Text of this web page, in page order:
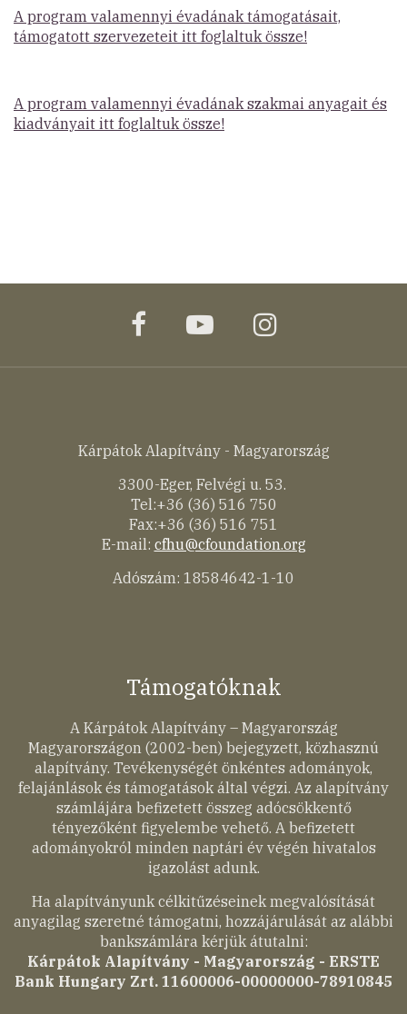
A program valamennyi évadának támogatásait,
támogatott szervezeteit itt foglaltuk össze!
A program valamennyi évadának szakmai anyagait és
kiadványait itt foglaltuk össze!
facebookyoutubeinstagram
Kárpátok Alapítvány - Magyarország
3300-Eger, Felvégi u. 53.
Tel:+36 (36) 516 750
Fax:+36 (36) 516 751
E-mail: cfhu@cfoundation.org
Adószám: 18584642-1-10
Támogatóknak
A Kárpátok Alapítvány – Magyarország
Magyarországon (2002-ben) bejegyzett, közhasznú
alapítvány. Tevékenységét önkéntes adományok,
felajánlások és támogatások által végzi. Az alapítvány
számlájára befizetett összeg adócsökkentő
tényezőként figyelembe vehető. A befizetett
adományokról minden naptári év végén hivatalos
igazolást adunk.
Ha alapítványunk célkitűzéseinek megvalósítását
anyagilag szeretné támogatni, hozzájárulását az alábbi
bankszámlára kérjük átutalni:
Kárpátok Alapítvány - Magyarország - ERSTE
Bank Hungary Zrt. 11600006-00000000-78910845